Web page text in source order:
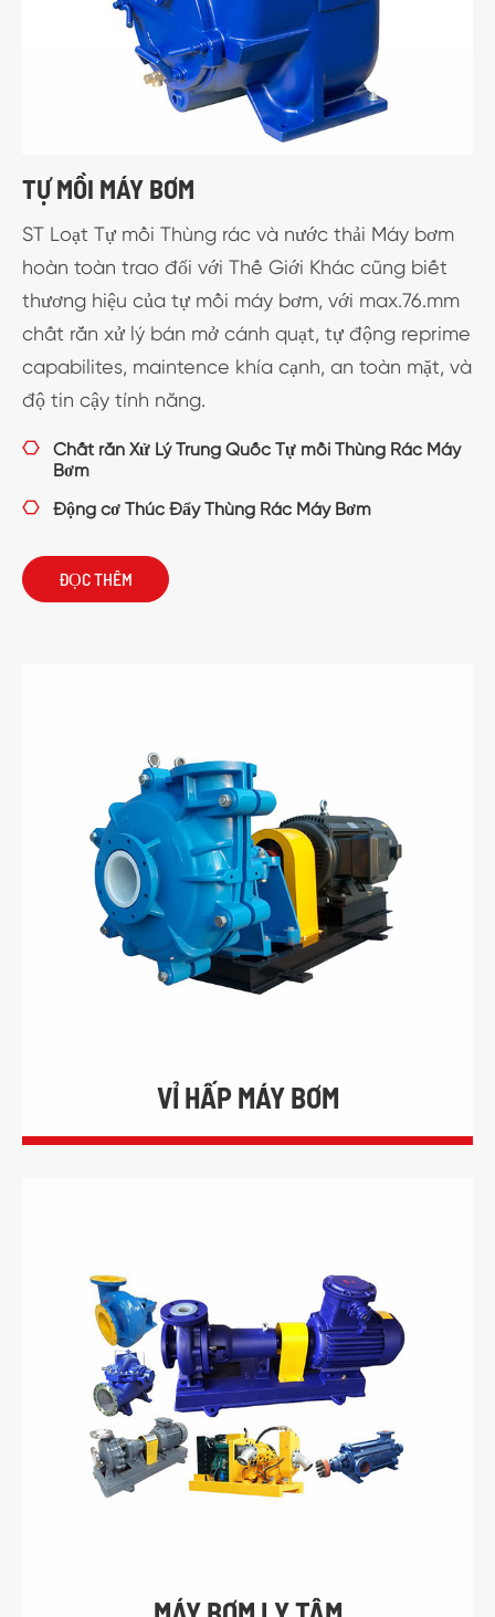
TỰ MỒI MÁY BƠM
ST Loạt Tự mồi Thùng rác và nước thải Máy bơm
hoàn toàn trao đổi với Thế Giới Khác cũng biết
thương hiệu của tự mồi máy bơm, với max.76.mm
chất rắn xử lý bán mở cánh quạt, tự động reprime
capabilites, maintence khía cạnh, an toàn mặt, và
độ tin cậy tính năng.

Chất rắn Xử Lý Trung Quốc Tự mồi Thùng Rác Máy
Bơm
 Động cơ Thúc Đẩy Thùng Rác Máy Bơm
ĐỌC THÊM
VỈ HẤP MÁY BƠM